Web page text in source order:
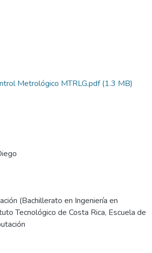
Metrológico MTRLG.pdf(1.3 MB)
(Bachillerato en Ingeniería en
Tecnológico de Costa Rica, Escuela de